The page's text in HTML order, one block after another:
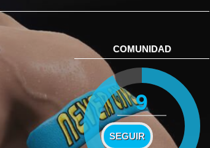
COMUNIDAD
9
SEGUIR